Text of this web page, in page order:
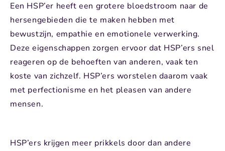
Een HSP’er heeft een grotere bloedstroom naar de
hersengebieden die te maken hebben met
bewustzijn, empathie en emotionele verwerking.
Deze eigenschappen zorgen ervoor dat HSP’ers snel
reageren op de behoeften van anderen, vaak ten
koste van zichzelf. HSP’ers worstelen daarom vaak
met perfectionisme en het pleasen van andere
mensen.
HSP’ers krijgen meer prikkels door dan andere